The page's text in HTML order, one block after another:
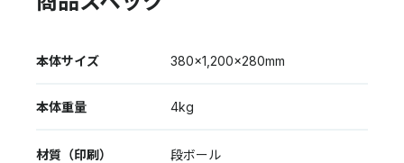
本体サイズ 380×1,200×280mm
本体重量 4kg
材質（印刷） 段ボール